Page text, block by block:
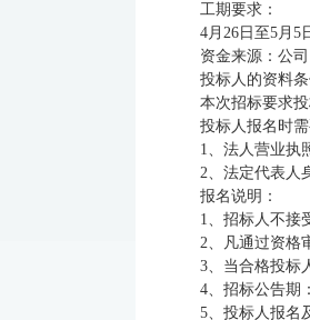
工期要求：
4月26日至5月5
资金来源：公
投标人的资料条
本次招标要求
投标人报名时
1、法人营业执
2、法定代表人
报名说明：
1、招标人不接
2、凡通过资格
3、当合格投标
4、招标公告期
5、投标人报名